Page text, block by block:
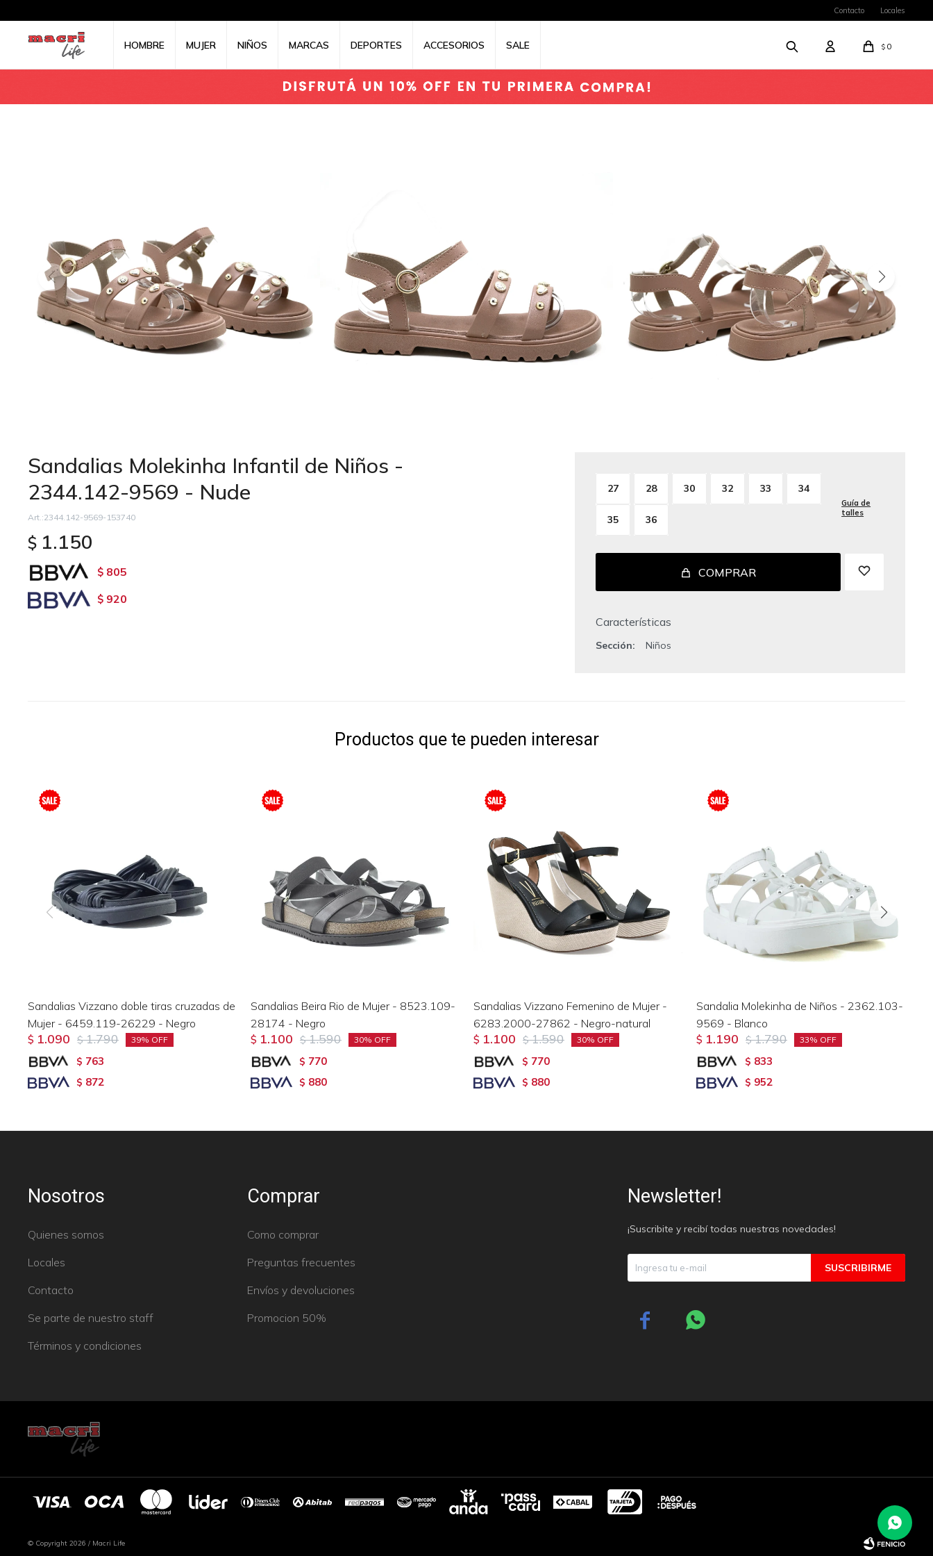
HOMBRE MUJER NIÑOS MARCAS DEPORTES ACCESORIOS SALE $ 0
Contacto Locales
Sandalias Molekinha Infantil de Niños -
2344.142-9569 - Nude
2344.142-9569-153740
$ 1.150
$ 805
$ 920
27 28 30 32 33 34
35 36
Guía de
talles
COMPRAR
Características
Sección Niños
Productos que te pueden interesar
Sandalias Vizzano doble tiras cruzadas de
Mujer - 6459.119-26229 - Negro
$ 1.090 $ 1.790 39
$ 763
$ 872
Sandalias Beira Rio de Mujer - 8523.109-
28174 - Negro
$ 1.100 $ 1.590 30
$ 770
$ 880
Sandalias Vizzano Femenino de Mujer -
6283.2000-27862 - Negro-natural
$ 1.100 $ 1.590 30
$ 770
$ 880
Sandalia Molekinha de Niños - 2362.103-
9569 - Blanco
$ 1.190 $ 1.790 33
$ 833
$ 952
Nosotros
Quienes somos
Locales
Contacto
Se parte de nuestro staff
Términos y condiciones
Comprar
Como comprar
Preguntas frecuentes
Envíos y devoluciones
Promocion 50%
Newsletter!
¡Suscribite y recibí todas nuestras novedades!
SUSCRIBIRME
 
© Copyright 2026 / Macri Life